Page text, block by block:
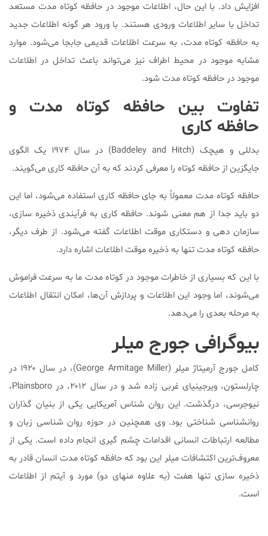
افزایش داد. با این حال، اطلاعات موجود در حافظه کوتاه مدت مستعد
تداخل با سایر اطلاعات ورودی هستند. با ورود هر گونه اطلاعات جدید
به حافظه کوتاه مدت، به سرعت اطلاعات قدیمی جابجا می‌شود. موارد
مشابه موجود در محیط اطراف نیز می‌تواند باعث تداخل در اطلاعات
موجود در حافظه کوتاه مدت شود.
تفاوت بین حافظه کوتاه مدت و
حافظه کاری
بدللی و هیچک (Baddeley and Hitch) در سال ۱۹۷۴ یک الگوی
جایگزین از حافظه کوتاه را معرفی کردند که به آن حافظه کاری می‌گویند.
حافظه کوتاه مدت معمولاً به جای حافظه کاری استفاده می‌شود، اما این
دو باید جدا از هم معنی شوند. حافظه کاری به فرآیندی ذخیره سازی،
سازمان دهی و دستکاری موقت اطلاعات گفته می‌شود. از طرف دیگر،
حافظه کوتاه مدت تنها به ذخیره موقت اطلاعات اشاره دارد.
با این که بسیاری از خاطرات موجود در کوتاه مدت ما به سرعت فراموش
می‌شوند، اما وجود این اطلاعات و پردازش آن‌ها، امکان انتقال اطلاعات
به مرحله بعدی را می‌دهد.
بیوگرافی جورج میلر
کامل جورج آرمیتاژ میلر (George Armitage Miller)، در سال ۱۹۲۰ در
چارلستون، ویرجینیای غربی زاده شد و در سال ۲۰۱۲، در Plainsboro،
نیوجرسی، درگذشت. این روان شناس آمریکایی یکی از بنیان گذاران
روانشناسی شناختی بود. وی همچنین در حوزه روان شناسی زبان و
مطالعه ارتباطات انسانی اقدامات چشم گیری انجام داده است. یکی از
معروف‌ترین اکتشافات میلر این بود که حافظه کوتاه مدت انسان قادر به
ذخیره سازی تنها هفت (به علاوه منهای دو) مورد و آیتم از اطلاعات
است.